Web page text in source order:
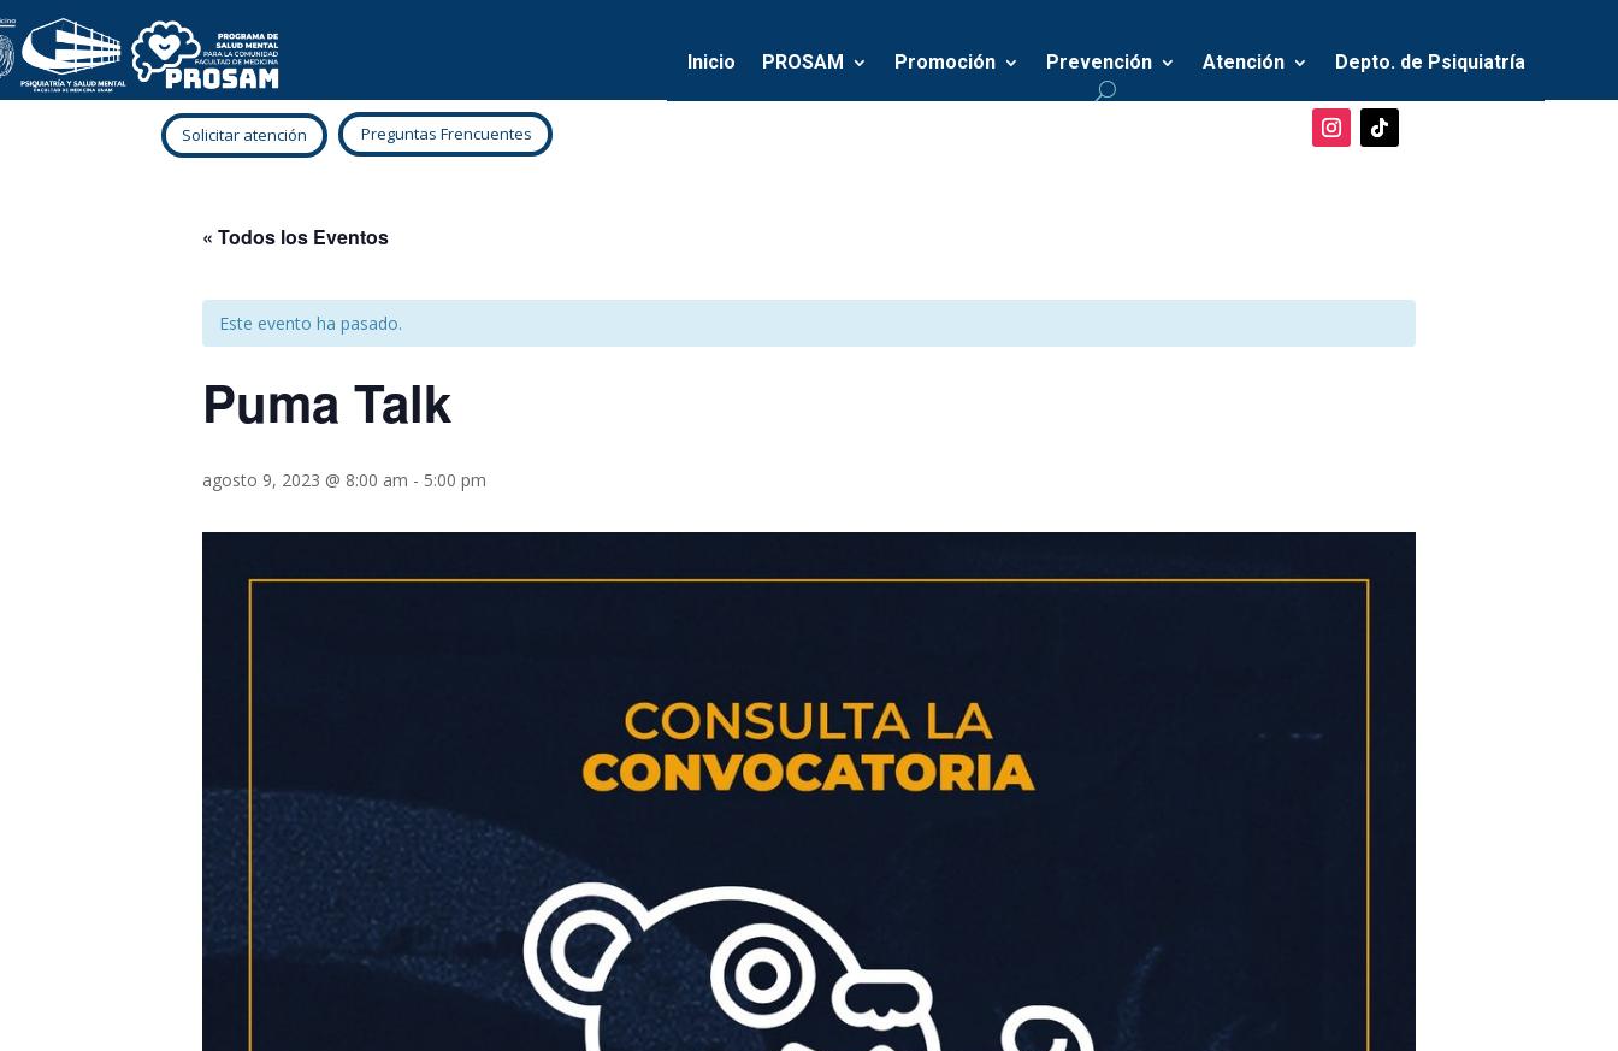
Inicio PROSAM Promoción Prevención Atención Depto. de Psiquiatría
Solicitar atención Preguntas Frencuentes
« Todos los Eventos
Este evento ha pasado.
Puma Talk
agosto 9, 2023 @ 8:00 am - 5:00 pm